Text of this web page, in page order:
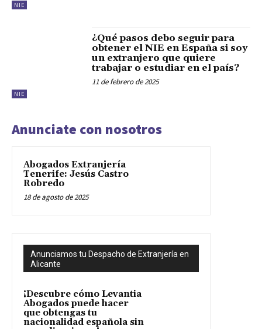
NIE
NIE
¿Qué pasos debo seguir para
obtener el NIE en España si soy
un extranjero que quiere
trabajar o estudiar en el país?
11 de febrero de 2025
Anunciate con nosotros
Abogados Extranjería
Tenerife: Jesús Castro
Robredo
18 de agosto de 2025
Anunciamos tu Despacho de Extranjería en
Alicante
¡Descubre cómo Levantia
Abogados puede hacer
que obtengas tu
nacionalidad española sin